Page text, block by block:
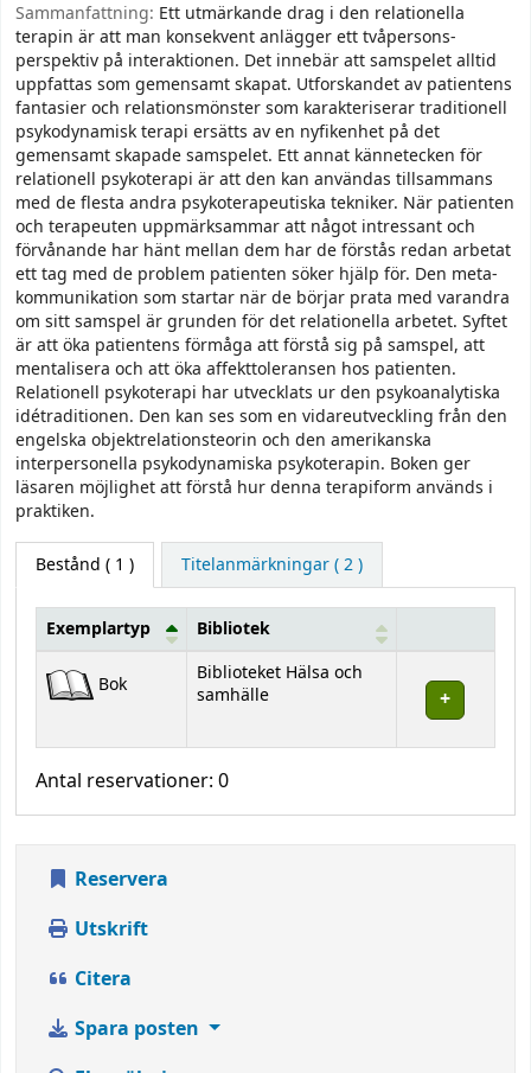
Sammanfattning: Ett utmärkande drag i den relationella
terapin är att man konsekvent anlägger ett tvåpersons-
perspektiv på interaktionen. Det innebär att samspelet alltid
uppfattas som gemensamt skapat. Utforskandet av patientens
fantasier och relationsmönster som karakteriserar traditionell
psykodynamisk terapi ersätts av en nyfikenhet på det
gemensamt skapade samspelet. Ett annat kännetecken för
relationell psykoterapi är att den kan användas tillsammans
med de flesta andra psykoterapeutiska tekniker. När patienten
och terapeuten uppmärksammar att något intressant och
förvånande har hänt mellan dem har de förstås redan arbetat
ett tag med de problem patienten söker hjälp för. Den meta-
kommunikation som startar när de börjar prata med varandra
om sitt samspel är grunden för det relationella arbetet. Syftet
är att öka patientens förmåga att förstå sig på samspel, att
mentalisera och att öka affekttoleransen hos patienten.
Relationell psykoterapi har utvecklats ur den psykoanalytiska
idétraditionen. Den kan ses som en vidareutveckling från den
engelska objektrelationsteorin och den amerikanska
interpersonella psykodynamiska psykoterapin. Boken ger
läsaren möjlighet att förstå hur denna terapiform används i
praktiken.
Bestånd ( 1 ) Titelanmärkningar ( 2 )
Bestånd
Exemplartyp Bibliotek
Bok
Biblioteket Hälsa och
samhälle
Antal reservationer: 0
Reservera
Utskrift
Citera
Spara posten